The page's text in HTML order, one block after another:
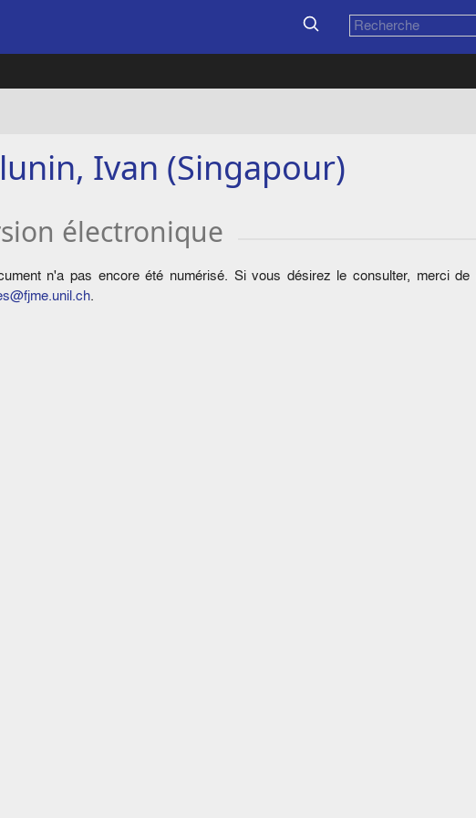
Ivan (Singapour)
électronique
n'a pas encore été numérisé. Si vous désirez le consulter, merci
.